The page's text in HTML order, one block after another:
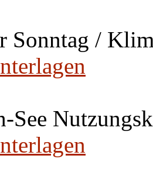
Sonntag /
See